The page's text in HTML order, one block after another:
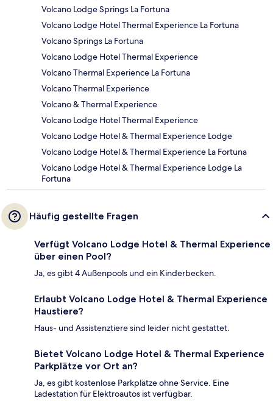
Volcano Lodge Springs La Fortuna
Volcano Lodge Hotel Thermal Experience La Fortuna
Volcano Springs La Fortuna
Volcano Lodge Hotel Thermal Experience
Volcano Thermal Experience La Fortuna
Volcano Thermal Experience
Volcano & Thermal Experience
Volcano Lodge Hotel Thermal Experience
Volcano Lodge Hotel & Thermal Experience Lodge
Volcano Lodge Hotel & Thermal Experience La Fortuna
Volcano Lodge Hotel & Thermal Experience Lodge La
Fortuna
Häufig gestellte Fragen
Verfügt Volcano Lodge Hotel & Thermal Experience
über einen Pool?
Ja, es gibt 4 Außenpools und ein Kinderbecken.
Erlaubt Volcano Lodge Hotel & Thermal Experience
Haustiere?
Haus- und Assistenztiere sind leider nicht gestattet.
Bietet Volcano Lodge Hotel & Thermal Experience
Parkplätze vor Ort an?
Ja, es gibt kostenlose Parkplätze ohne Service. Eine
Ladestation für Elektroautos ist verfügbar.